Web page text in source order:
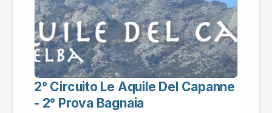
2° Circuito Le Aquile Del Capanne
- 2° Prova Bagnaia